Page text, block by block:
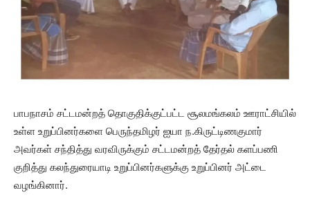
பாபநாசம் சட்டமன்றத் தொகுதிக்குட்பட்ட சூலமங்கலம் ஊராட்சியில்
உள்ள உறுப்பினர்களை பெருந்தமிழர் ஐயா ந.கிருட்டிணகுமார்
அவர்கள் சந்தித்து வரவிருக்கும் சட்டமன்றத் தேர்தல் களப்பணி
குறித்து கலந்துரையாடி உறுப்பினர்களுக்கு உறுப்பினர் அட்டை
வழங்கினார்.